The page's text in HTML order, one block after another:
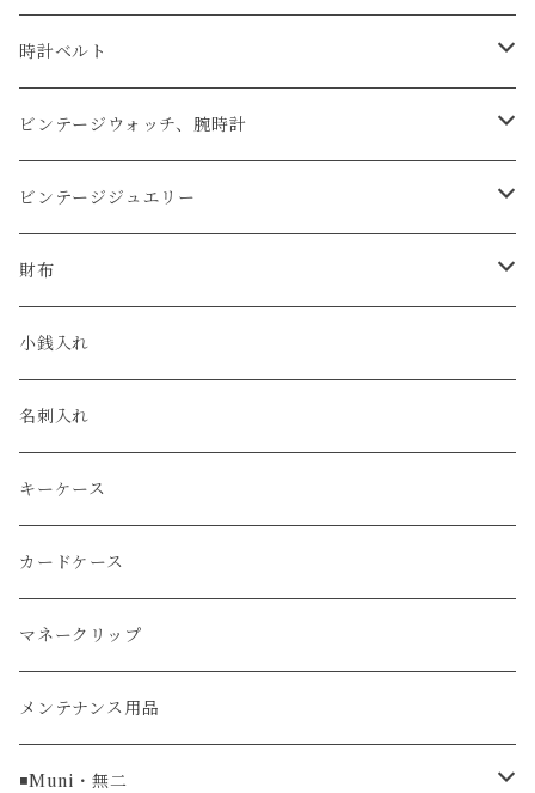
時計ベルト
アップルウォッチベルト
コードバン
クロコダイル
エコレザー
エレファント
アリゲーター
リザード
ガルーシャ（エイ）
牛革
ラグ幅16mm
ビンテージウォッチ、腕時計
オメガ / OMEGA
ユリスナルダン / ULYSSE NARDIN
セイコー / SEIKO
ルミノックス / LUMINOX
エルメス / HERMES
ビンテージジュエリー
カルティエ / Cartier
財布
コンパクト
長財布
小銭入れ
名刺入れ
キーケース
カードケース
マネークリップ
メンテナンス用品
◾️Muni・無二